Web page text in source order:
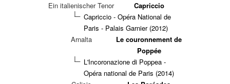
Ein italienischer Tenor
Capriccio
Capriccio - Opéra National de
Paris - Palais Garnier (2012)
Arnalta
Le couronnement de
Poppée
L'Incoronazione di Poppea -
Opéra national de Paris (2014)